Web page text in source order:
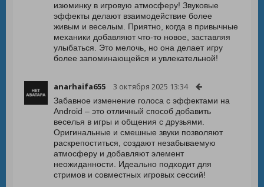
изюминку в игровую атмосферу! Звуковые
эффекты делают взаимодействие более
живым и веселым. Приятно, когда в привычные
механики добавляют что-то новое, заставляя
улыбаться. Это мелочь, но она делает игру
более запоминающейся и увлекательной!
anarhaifa655 3 октября 2025 13:34
Забавное изменение голоса с эффектами на
Android – это отличный способ добавить
веселья в игры и общения с друзьями.
Оригинальные и смешные звуки позволяют
раскрепоститься, создают незабываемую
атмосферу и добавляют элемент
неожиданности. Идеально подходит для
стримов и совместных игровых сессий!